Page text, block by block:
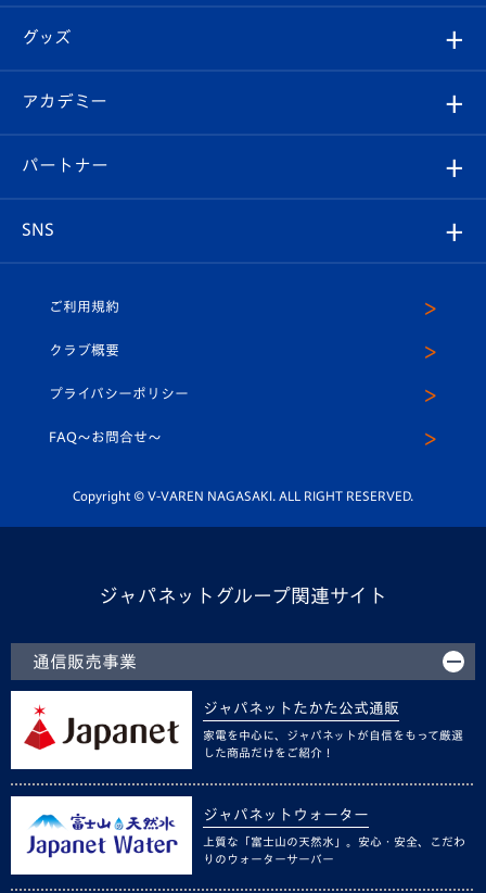
チケット
イベント
メディア
ホームタウン
スタッフプロフィール
マスコット紹介
平和祈念活動
ホームタウン活動
はじめての観戦ガイド
Revive Team
ヴィヴィくんの長崎おもてなしガイド
フォトギャラリー
スタジアムグルメ
チケット
V-LOVERS（ファンクラブ）
プレイヤーズスイート
グッズ
オンラインショップ
店舗情報
アカデミー
育成からのお知らせ
U-18
スクール
パートナー
SNS
ヴィヴィくんインスタグラム
公式LINE＠
ご利用規約
クラブ概要
プライバシーポリシー
FAQ〜お問合せ〜
Copyright © V-VAREN NAGASAKI. ALL RIGHT RESERVED.
ジャパネットグループ関連サイト
通信販売事業
ジャパネットたかた公式通販
家電を中心に、ジャパネットが自信をもって厳選
した商品だけをご紹介！
ジャパネットウォーター
上質な「富士山の天然水」。安心・安全、こだわ
りのウォーターサーバー